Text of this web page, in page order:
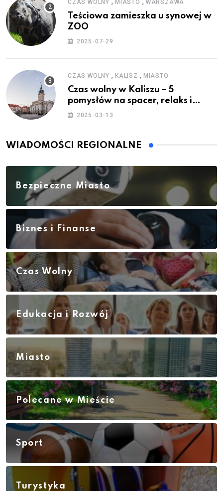
CZAS WOLNY MIASTO WARSZAWA
Teściowa zamieszka u synowej w
ZOO
2025-07-29
CZAS WOLNY , KALISZ , MIASTO
Czas wolny w Kaliszu – 5
pomysłów na spacer, relaks i
rodzinne atrakcje
2025-03-13
WIADOMOŚCI REGIONALNE
Bezpieczne Miasto
Biznes i Finanse
Czas Wolny
Edukacja i Rozwój
Miasto
Polecane w Mieście
Sport
Turystyka